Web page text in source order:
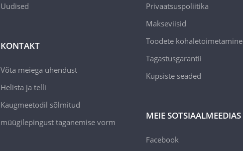
Uudised
KONTAKT
Võta meiega ühendust
Helista ja telli
Kaugmeetodil sõlmitud
müügilepingust taganemise vorm
Privaatsuspoliitika
Makseviisid
Toodete kohaletoimetamine
Tagastusgarantii
Küpsiste seaded
MEIE SOTSIAALMEEDIAS
Facebook